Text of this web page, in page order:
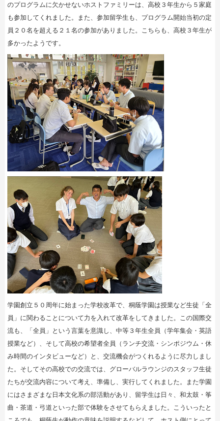
のプログラムに欠かせないホストファミリーは、高校３年生から５家庭
も参加してくれました。また、参加留学生も、プログラム開始当初の定
員２０名を超える２１名の参加がありました。こちらも、高校３年生が
多かったようです。
学園創立５０周年に始まった学校改革で、桐蔭学園は授業など生徒「全
員」に関わることについて力を入れて改革をしてきました。この国際交
流も、「全員」という言葉を意識し、中等３年生全員（学年集会・英語
授業など）、そして高校の希望者全員（ランチ交流・シンポジウム・休
み時間のインタビューなど）と、交流機会がつくれるように尽力しまし
た。そしてその高校での交流では、グローバルラウンジのスタッフ生徒
たちが交流内容について考え、準備し、実行してくれました。また学園
にはさまざまな日本文化系の部活動があり、留学生は日々、和太鼓・筝
曲・茶道・弓道といった部で体験をさせてもらえました。こういったと